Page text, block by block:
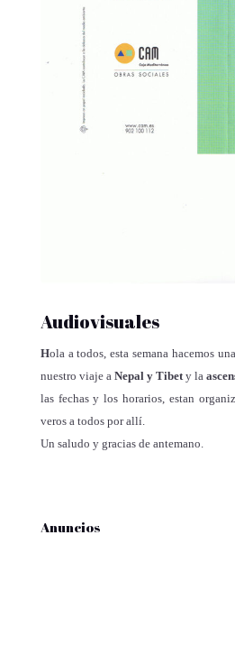
Audiovisuales
Hola a todos, esta semana hacemos
nuestro viaje a Nepal y Tibety la
las fechas y los horarios, estan
veros a todos por allí.
Un saludo y gracias de antemano.
Anuncios